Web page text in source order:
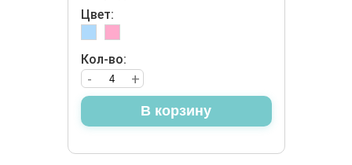
Цвет:
Кол-во:
+
-
В корзину